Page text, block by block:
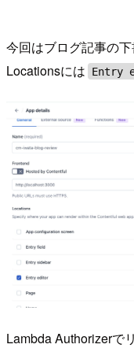
今回はブログ記事の
Locationsには
Entry
Lambda Authorizerで